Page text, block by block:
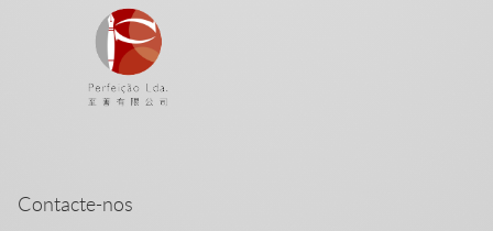
Contacte-nos